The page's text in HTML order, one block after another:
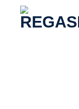
Passer